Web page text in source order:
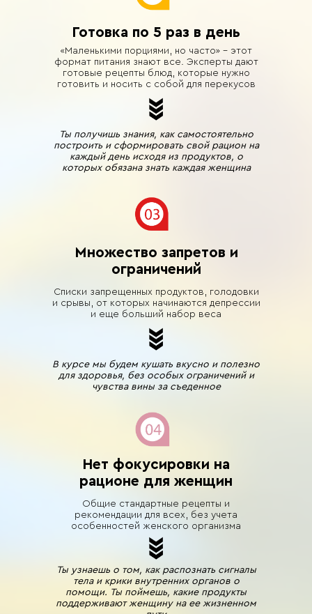
Готовка по 5 раз в день
Множество запретов и
ограничений
Нет фокусировки на
рационе для женщин
«Маленькими порциями, но часто» - этот
формат питания знают все. Эксперты дают
готовые рецепты блюд, которые нужно
готовить и носить с собой для перекусов
Ты получишь знания, как самостоятельно
построить и сформировать свой рацион на
каждый день исходя из продуктов, о
которых обязана знать каждая женщина
Списки запрещенных продуктов, голодовки
и срывы, от которых начинаются депрессии
и еще больший набор веса
В курсе мы будем кушать вкусно и полезно
для здоровья, без особых ограничений и
чувства вины за съеденное
Общие стандартные рецепты и
рекомендации для всех, без учета
особенностей женского организма
Ты узнаешь о том, как распознать сигналы
тела и крики внутренних органов о
помощи. Ты поймешь, какие продукты
поддерживают женщину на ее жизненном